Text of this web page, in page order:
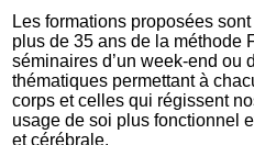
Les formations proposées
plus de 35 ans de la méthode
séminaires d’un week-end ou
thématiques permettant à
corps et celles qui régissent
usage de soi plus fonctionnel
et cérébrale.